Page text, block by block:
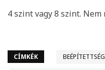
4 szint vagy 8 szint. Nem
CÍMKÉK BEÉPÍTETTSÉG